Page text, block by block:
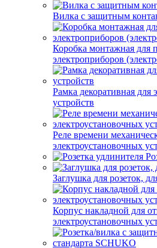
Вилка с защитным
Коробка монтажная для
электроприборов
Рамка декоративная для
устройств
Реле времени
электроустановочных
Заглушка для розеток,
Корпус накладной для
электроустановочных